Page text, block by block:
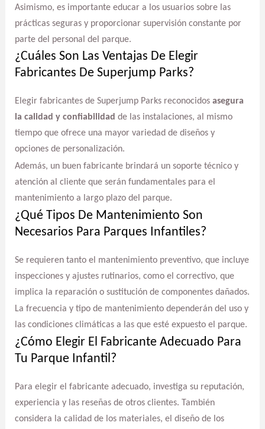
Asimismo, es importante educar a los usuarios sobre las
prácticas seguras y proporcionar supervisión constante por
parte del personal del parque.
¿Cuáles Son Las Ventajas De Elegir
Fabricantes De Superjump Parks?
Elegir fabricantes de Superjump Parks reconocidos asegura
la calidad y confiabilidad de las instalaciones, al mismo
tiempo que ofrece una mayor variedad de diseños y
opciones de personalización.
Además, un buen fabricante brindará un soporte técnico y
atención al cliente que serán fundamentales para el
mantenimiento a largo plazo del parque.
¿Qué Tipos De Mantenimiento Son
Necesarios Para Parques Infantiles?
Se requieren tanto el mantenimiento preventivo, que incluye
inspecciones y ajustes rutinarios, como el correctivo, que
implica la reparación o sustitución de componentes dañados.
La frecuencia y tipo de mantenimiento dependerán del uso y
las condiciones climáticas a las que esté expuesto el parque.
¿Cómo Elegir El Fabricante Adecuado Para
Tu Parque Infantil?
Para elegir el fabricante adecuado, investiga su reputación,
experiencia y las reseñas de otros clientes. También
considera la calidad de los materiales, el diseño de los